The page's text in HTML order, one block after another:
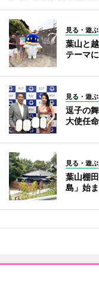
見る・遊ぶ
葉山と
テーマ
見る・遊ぶ
逗子の
大使任
見る・遊ぶ
葉山棚
島」始